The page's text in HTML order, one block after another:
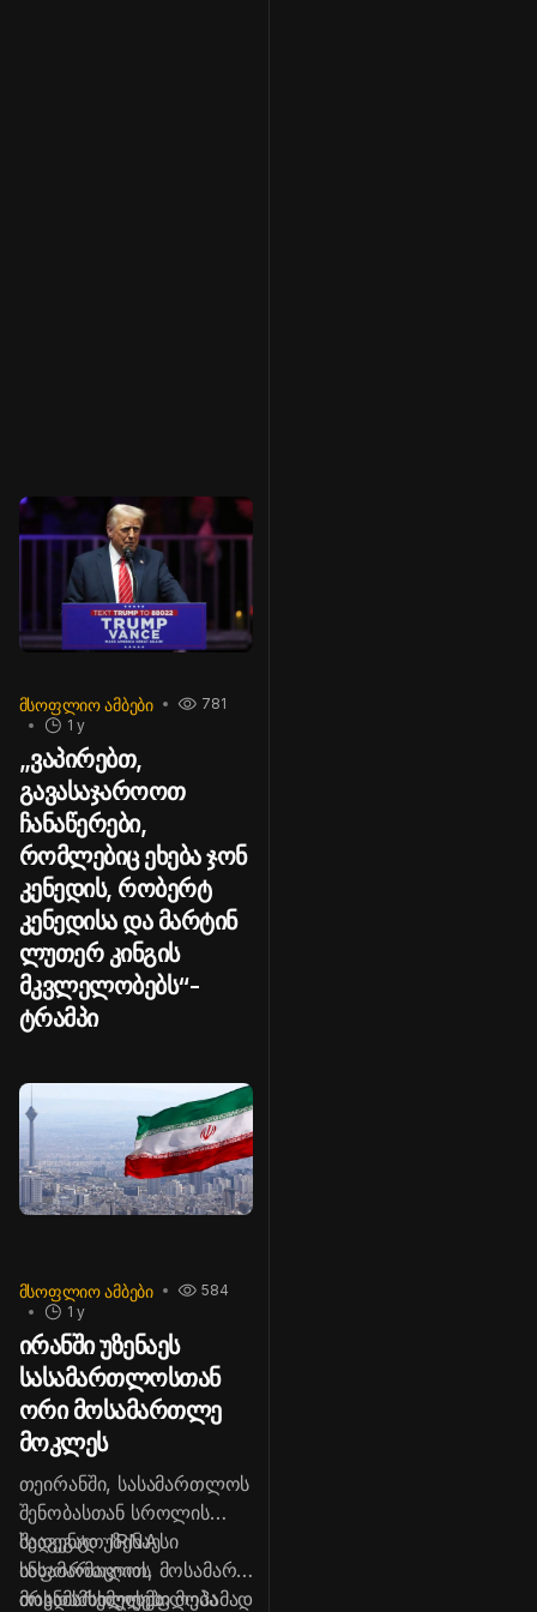
ᲛᲡᲝᲤᲚᲘᲝ ᲐᲛᲑᲔᲑᲘ
1 y
781
„ვაპირებთ,
გავასაჯაროოთ
ჩანაწერები,
რომლებიც ეხება ჯონ
კენედის, რობერტ
კენედისა და მარტინ
ლუთერ კინგის
მკვლელობებს“-
ტრამპი
ᲛᲡᲝᲤᲚᲘᲝ ᲐᲛᲑᲔᲑᲘ
1 y
584
ირანში უზენაეს
სასამართლოსთან
ორი მოსამართლე
მოკლეს
თეირანში, სასამართლოს
შენობასთან სროლის
შედეგად უზენაესი
სასამართლოს
მოსამართლეები მოჰამად
სააგენტო IRNA
ინფორმაციით, მოსამართლეებზე
თავდამსხმელმა
ირანის ხელისუფლება